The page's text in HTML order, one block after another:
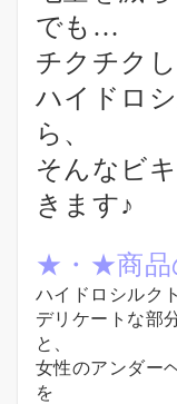
でも…
チクチク
ハイドロ
ら、
そんなビ
きます♪
★・★商
ハイドロシルク
デリケートな部
と、
女性のアンダー
を